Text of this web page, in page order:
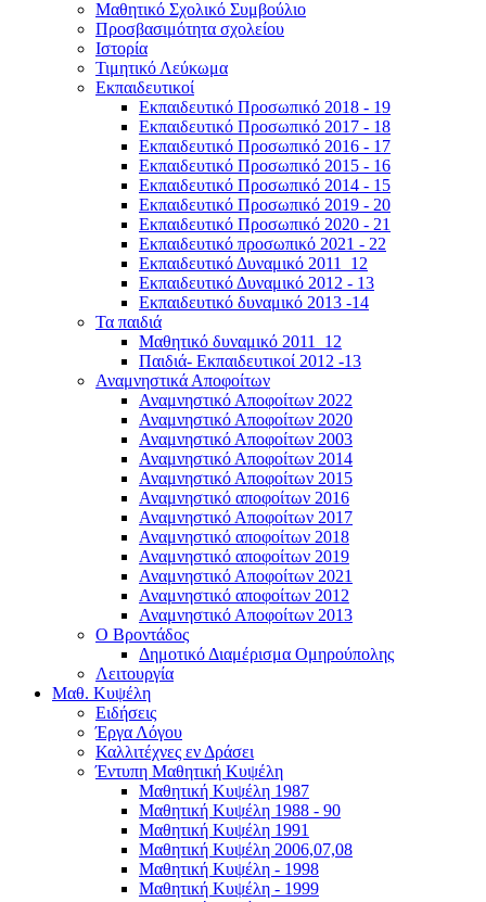
Μαθητικό Σχολικό Συμβούλιο
Προσβασιμότητα σχολείου
Ιστορία
Τιμητικό Λεύκωμα
Εκπαιδευτικοί
Εκπαιδευτικό Προσωπικό 2018 - 19
Εκπαιδευτικό Προσωπικό 2017 - 18
Εκπαιδευτικό Προσωπικό 2016 - 17
Εκπαιδευτικό Προσωπικό 2015 - 16
Εκπαιδευτικό Προσωπικό 2014 - 15
Εκπαιδευτικό Προσωπικό 2019 - 20
Εκπαιδευτικό Προσωπικό 2020 - 21
Εκπαιδευτικό προσωπικό 2021 - 22
Εκπαιδευτικό Δυναμικό 2011_12
Εκπαιδευτικό Δυναμικό 2012 - 13
Εκπαιδευτικό δυναμικό 2013 -14
Τα παιδιά
Μαθητικό δυναμικό 2011_12
Παιδιά- Εκπαιδευτικοί 2012 -13
Αναμνηστικά Αποφοίτων
Αναμνηστικό Αποφοίτων 2022
Αναμνηστικό Αποφοίτων 2020
Αναμνηστικό Αποφοίτων 2003
Αναμνηστικό Αποφοίτων 2014
Αναμνηστικό Αποφοίτων 2015
Αναμνηστικό αποφοίτων 2016
Αναμνηστικό Αποφοίτων 2017
Αναμνηστικό αποφοίτων 2018
Αναμνηστικό αποφοίτων 2019
Αναμνηστικό Αποφοίτων 2021
Αναμνηστικό αποφοίτων 2012
Αναμνηστικό Αποφοίτων 2013
Ο Βροντάδος
Δημοτικό Διαμέρισμα Ομηρούπολης
Λειτουργία
Μαθ. Κυψέλη
Ειδήσεις
Έργα Λόγου
Καλλιτέχνες εν Δράσει
Έντυπη Μαθητική Κυψέλη
Μαθητική Κυψέλη 1987
Μαθητική Κυψέλη 1988 - 90
Μαθητική Κυψέλη 1991
Μαθητική Κυψέλη 2006,07,08
Μαθητική Κυψέλη - 1998
Μαθητική Κυψέλη - 1999